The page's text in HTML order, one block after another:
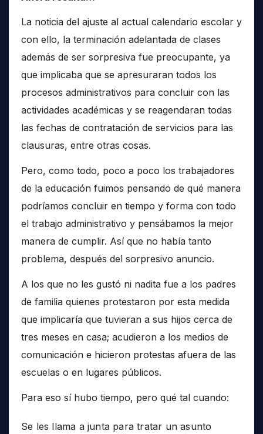
La noticia del ajuste al actual calendario escolar y
con ello, la terminación adelantada de clases
además de ser sorpresiva fue preocupante, ya
que implicaba que se apresuraran todos los
procesos administrativos para concluir con las
actividades académicas y se reagendaran todas
las fechas de contratación de servicios para las
clausuras, entre otras cosas.
Pero, como todo, poco a poco los trabajadores
de la educación fuimos pensando de qué manera
podríamos concluir en tiempo y forma con todo
el trabajo administrativo y pensábamos la mejor
manera de cumplir. Así que no había tanto
problema, después del sorpresivo anuncio.
A los que no les gustó ni nadita fue a los padres
de familia quienes protestaron por esta medida
que implicaría que tuvieran a sus hijos cerca de
tres meses en casa; acudieron a los medios de
comunicación e hicieron protestas afuera de las
escuelas o en lugares públicos.
Para eso sí hubo tiempo, pero qué tal cuando:
Se les llama a junta para tratar un asunto